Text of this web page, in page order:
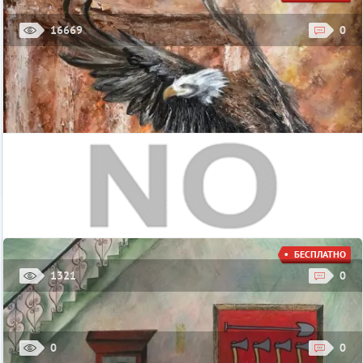
Канатная дорога, Москва, Лужнецкая набережная, 24
16669 0
Смотровая площадка на Воробьевых горах
Смотровая площадка на Воробьевых горах широко известна
москвичам и гостям столицы. Этот обзорный объект
располагается в непосредственной близости от ...
Стоимость: вход свободный
Смотровая площадка на Воробьевых горах, Москва, улица
1321 0
Выставка картин «Зачарованный мир. Метаморфозы»
Галерея L’accent Russe представляет выставку картин Юлии
Зелинской – художницы, которая изобрела собственный стиль
0 0
БЕСПЛАТНО